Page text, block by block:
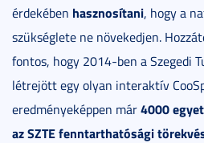
érdekében hasznosítani, hogy a
szükséglete ne növekedjen.
fontos, hogy 2014-ben a Szegedi
létrejött egy olyan interaktív
eredményeképpen már4000
az SZTE fenntarthatósági